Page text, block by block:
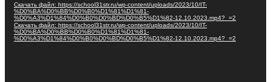
Скачать файл: https://school31str.ru/wp-content/uploads/2023/10/IT-
%D0%BA%D0%BB%D0%B0%D1%81%D1%81-
%D0%A3%D1%84%D0%B0%D0%BD%D0%B5%D1%82-12.10.2023.mp4?_=2
Скачать файл: https://school31str.ru/wp-content/uploads/2023/10/IT-
%D0%BA%D0%BB%D0%B0%D1%81%D1%81-
%D0%A3%D1%84%D0%B0%D0%BD%D0%B5%D1%82-12.10.2023.mp4?_=2